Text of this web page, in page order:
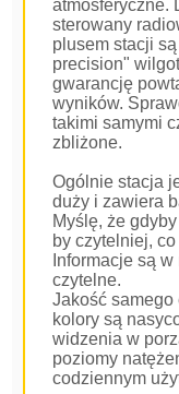
atmosferyczne.
sterowany
plusem stacji
precision"
gwarancję
wyników.
takimi samymi
zbliżone.
Ogólnie stacja
duży i zawiera
Myślę, że
by czytelniej,
Informacje są
czytelne.
Jakość samego
kolory są
widzenia w
poziomy
codziennym